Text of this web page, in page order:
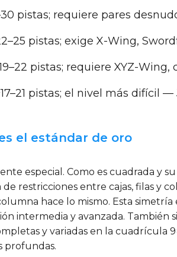
pistas; requiere pares
pistas; exige X-Wing,
pistas; requiere XYZ-
pistas; el nivel más difícil
el estándar de oro
especial. Como es cuadrada
restricciones entre cajas, filas y
hace lo mismo. Esta
intermedia y avanzada.
y variadas en la
profundas.